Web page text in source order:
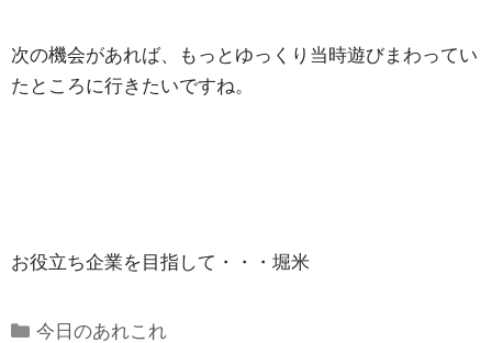
次の機会があれば、もっとゆっくり当時遊びまわってい
たところに行きたいですね。
お役立ち企業を目指して・・・堀米
Categories
今日のあれこれ